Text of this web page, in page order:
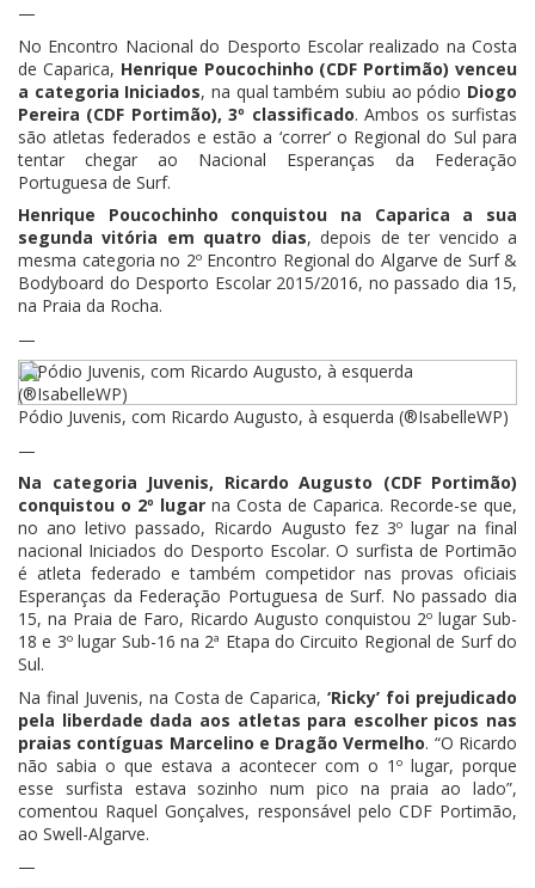
—
No Encontro Nacional do Desporto Escolar realizado na Costa
de Caparica, Henrique Poucochinho (CDF Portimão) venceu
a categoria Iniciados, na qual também subiu ao pódio Diogo
Pereira (CDF Portimão), 3º classificado. Ambos os surfistas
são atletas federados e estão a ‘correr’ o Regional do Sul para
tentar chegar ao Nacional Esperanças da Federação
Portuguesa de Surf.
Henrique Poucochinho conquistou na Caparica a sua
segunda vitória em quatro dias, depois de ter vencido a
mesma categoria no 2º Encontro Regional do Algarve de Surf &
Bodyboard do Desporto Escolar 2015/2016, no passado dia 15,
na Praia da Rocha.
—
Pódio Juvenis, com Ricardo Augusto, à esquerda (®IsabelleWP)
—
Na categoria Juvenis, Ricardo Augusto (CDF Portimão)
conquistou o 2º lugar na Costa de Caparica. Recorde-se que,
no ano letivo passado, Ricardo Augusto fez 3º lugar na final
nacional Iniciados do Desporto Escolar. O surfista de Portimão
é atleta federado e também competidor nas provas oficiais
Esperanças da Federação Portuguesa de Surf. No passado dia
15, na Praia de Faro, Ricardo Augusto conquistou 2º lugar Sub-
18 e 3º lugar Sub-16 na 2ª Etapa do Circuito Regional de Surf do
Sul.
Na final Juvenis, na Costa de Caparica,‘Ricky’ foi prejudicado
pela liberdade dada aos atletas para escolher picos nas
praias contíguas Marcelino e Dragão Vermelho. “O Ricardo
não sabia o que estava a acontecer com o 1º lugar, porque
esse surfista estava sozinho num pico na praia ao lado”,
comentou Raquel Gonçalves, responsável pelo CDF Portimão,
ao Swell-Algarve.
—